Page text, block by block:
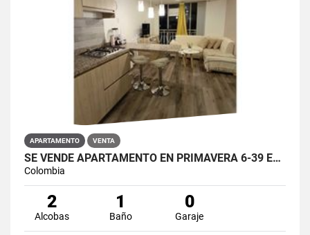
APARTAMENTO VENTA
SE VENDE APARTAMENTO EN PRIMAVERA 6-39 ET 2 PUENTE ARANDA
Colombia
2
Alcobas
1
Baño
0
Garaje